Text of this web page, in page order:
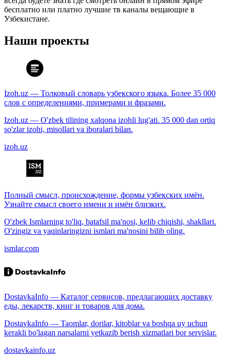
бесплатно или платно лучшие тв каналы вещающие в
Узбекистане.
Наши проекты
Izoh.uz — Толковый словарь узбекского языка. Более 35 000
слов с определениями, примерами и фразами.
Izoh.uz — O'zbek tilining xalqona izohli lug'ati. 35 000 dan ortiq
so'zlar izohi, misollari va iboralari bilan.
izoh.uz
Полный смысл, происхождение, формы узбекских имён.
Узнайте смысл своего имени и имён близких.
O'zbek Ismlarning to'liq, batafsil ma'nosi, kelib chiqishi, shakllari.
O'zingiz va yaqinlaringizni ismlari ma'nosini bilib oling.
ismlar.com
DostavkaInfo — Каталог сервисов, предлагающих доставку
еды, лекарств, книг и товаров для дома.
DostavkaInfo — Taomlar, dorilar, kitoblar va boshqa uy uchun
kerakli bo'lagan narsalarni yetkazib berish xizmatlari bor servislar.
dostavkainfo.uz